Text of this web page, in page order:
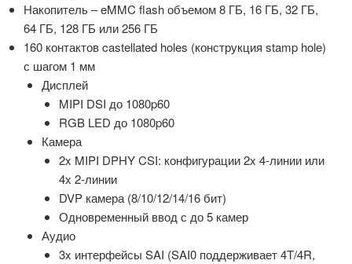
Накопитель – eMMC flash объемом 8 ГБ, 16 ГБ, 32 ГБ,
64 ГБ, 128 ГБ или 256 ГБ
160 контактов castellated holes (конструкция stamp hole)
с шагом 1 мм
Дисплей
MIPI DSI до 1080p60
RGB LED до 1080p60
Камера
2x MIPI DPHY CSI: конфигурации 2x 4-линии или
4x 2-линии
DVP камера (8/10/12/14/16 бит)
Одновременный ввод с до 5 камер
Аудио
3x интерфейсы SAI (SAI0 поддерживает 4T/4R,